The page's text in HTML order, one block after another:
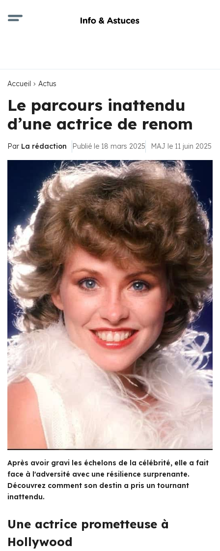
Accueil Actus
Le parcours inattendu
d’une actrice de renom
Par La rédaction Publié le 18 mars 2025 MAJ le 11 juin 2025
Après avoir gravi les échelons de la célébrité, elle a fait
face à l'adversité avec une résilience surprenante.
Découvrez comment son destin a pris un tournant
inattendu.
Une actrice prometteuse à
Hollywood